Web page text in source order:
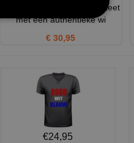
Maak de Kerstmagie compleet
met een authentieke wi
€ 30,95
€24,95